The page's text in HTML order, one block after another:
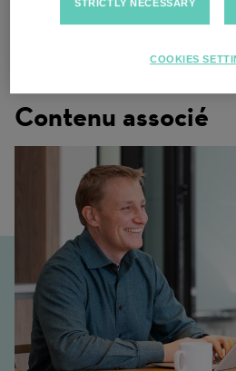
Contenu associé
STRICTLY NECESSARY
COOKIES